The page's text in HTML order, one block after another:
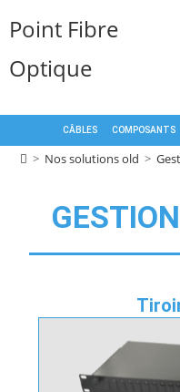
Point Fibre
Optique
CÂBLES COMPOSANTS
> Nos solutions old >